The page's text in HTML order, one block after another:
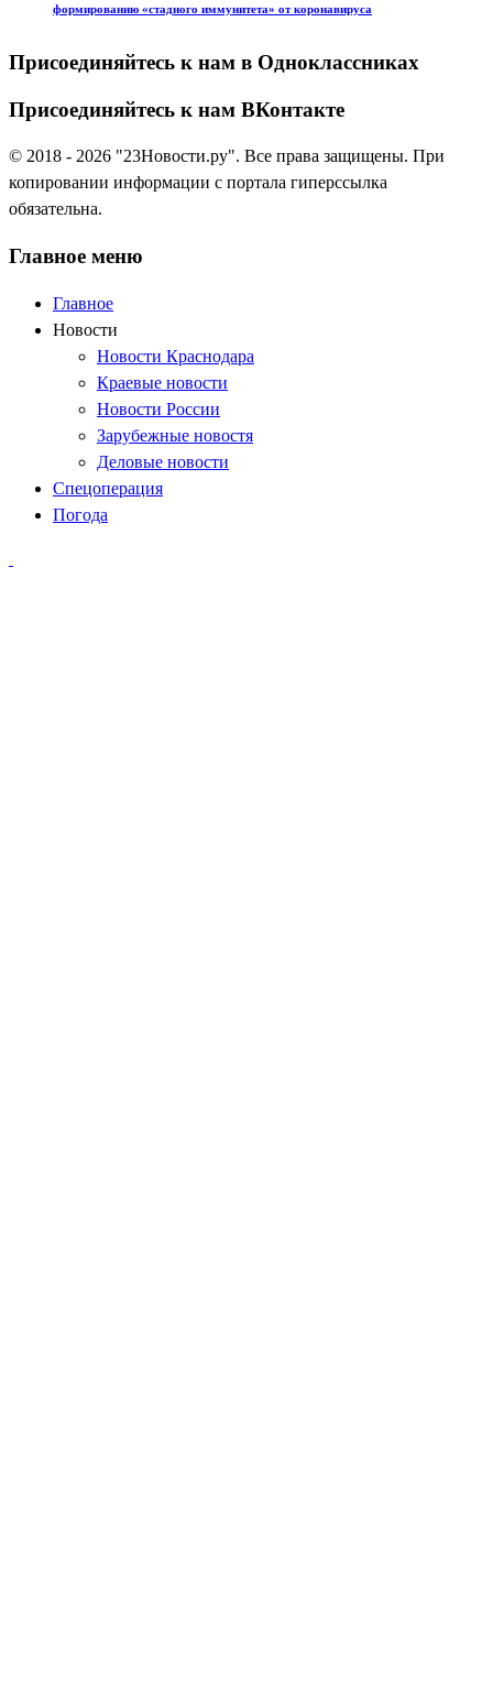
формированию «стадного иммунитета» от коронавируса
Присоединяйтесь к нам в Одноклассниках
Присоединяйтесь к нам ВКонтакте
© 2018 - 2026 "23Новости.ру". Все права защищены. При
копировании информации с портала гиперссылка
обязательна.
Главное меню
Главное
Новости
Новости Краснодара
Краевые новости
Новости России
Зарубежные новостя
Деловые новости
Спецоперация
Погода